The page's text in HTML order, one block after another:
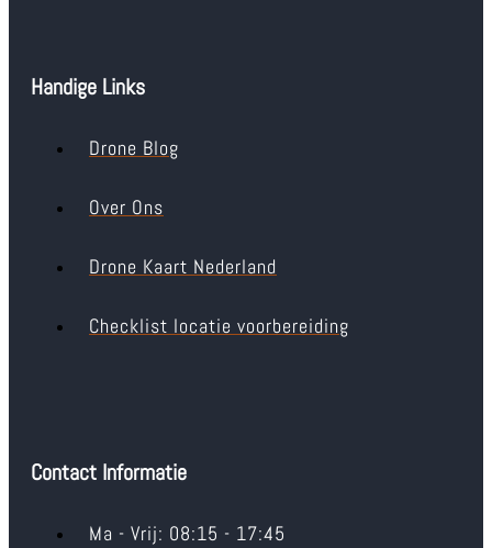
Handige Links
Drone Blog
Over Ons
Drone Kaart Nederland
Checklist locatie voorbereiding
Contact Informatie
Ma - Vrij: 08:15 - 17:45